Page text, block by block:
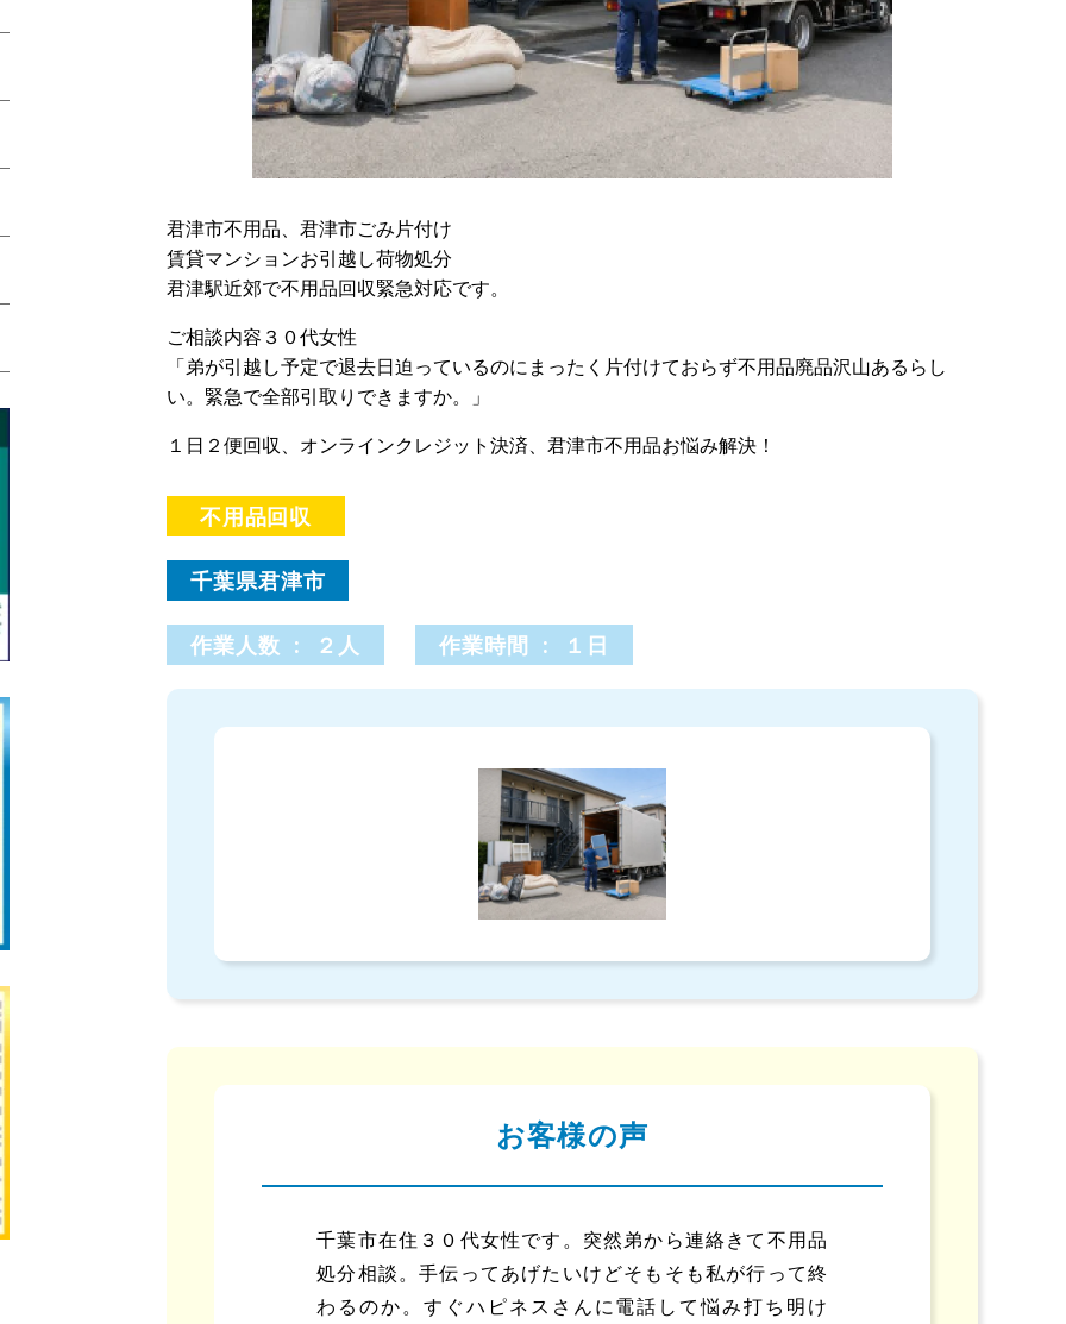
君津市不用品、君津市ごみ片付け
賃貸マンションお引越し荷物処分
君津駅近郊で不用品回収緊急対応です。
ご相談内容３０代女性
「弟が引越し予定で退去日迫っているのにまったく片付けておらず不用品廃品沢山あるらし
い。緊急で全部引取りできますか。」
１日２便回収、オンラインクレジット決済、君津市不用品お悩み解決！
不用品回収
千葉県君津市
作業人数 : ２人 作業時間 : １日
お客様の声
千葉市在住３０代女性です。突然弟から連絡きて不用品
処分相談。手伝ってあげたいけどそもそも私が行って終
わるのか。すぐハピネスさんに電話して悩み打ち明け